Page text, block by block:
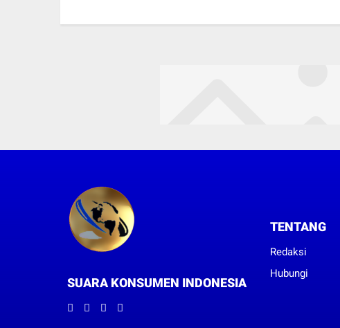
SUARA KONSUMEN INDONESIA
TENTANG
Redaksi
Hubungi